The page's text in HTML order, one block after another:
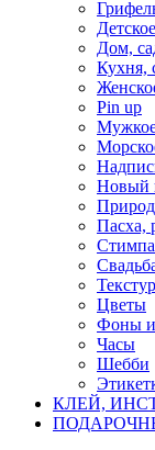
Детское
Дом,
Кухня,
Pin up
Новый
Пасха,
Цветы
Фоны
Часы
Шебби
КЛЕЙ,